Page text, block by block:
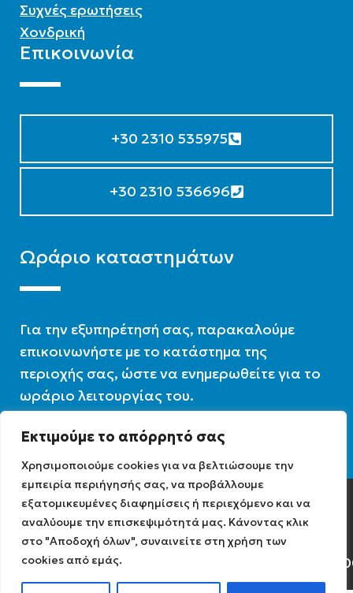
Εκτιμούμε το απόρρητό σας
Χρησιμοποιούμε cookies για να βελτιώσουμε την
εμπειρία περιήγησής σας, να προβάλλουμε
εξατομικευμένες διαφημίσεις ή περιεχόμενο και να
αναλύουμε την επισκεψιμότητά μας. Κάνοντας κλικ
στο "Αποδοχή όλων", συναινείτε στη χρήση των
cookies από εμάς.
Συχνές ερωτήσεις
Χονδρική
Επικοινωνία
+30 2310 535975
+30 2310 536696
Ωράριο καταστημάτων
Για την εξυπηρέτησή σας, παρακαλούμε
επικοινωνήστε με το κατάστημα της
περιοχής σας, ώστε να ενημερωθείτε για το
ωράριο λειτουργίας του.
Ωράριο λειτουργίας : 07:30 – 16:00
Diathermiki.gr © 2022
Αρ. Γ.Ε.ΜΗ: